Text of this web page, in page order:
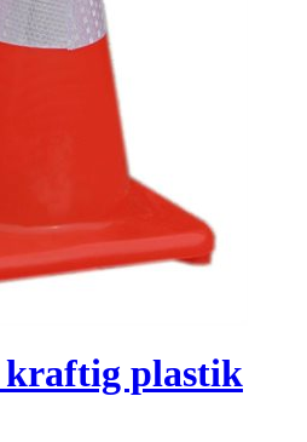
plastik